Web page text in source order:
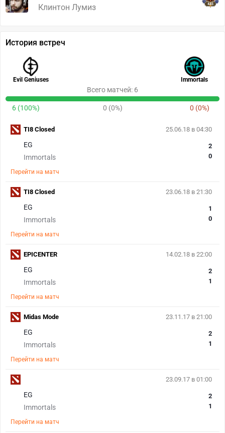
Клинтон Лумиз
445
История встреч
Evil Geniuses Immortals
Всего матчей: 6
6 (100%) 0 (0%) 0 (0%)
25.06.18 в 04:30
EG
Immortals
2
0
Перейти на матч
TI8 Closed
23.06.18 в 21:30
EG
Immortals
1
0
Перейти на матч
TI8 Closed
14.02.18 в 22:00
EG
Immortals
2
1
Перейти на матч
EPICENTER
23.11.17 в 21:00
EG
Immortals
2
1
Перейти на матч
Midas Mode
23.09.17 в 01:00
EG
Immortals
2
1
Перейти на матч